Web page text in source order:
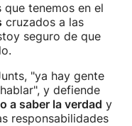
tenemos en el
cruzados a las
seguro de que
"ya hay gente
y defiende
a saber la verdad y
responsabilidades